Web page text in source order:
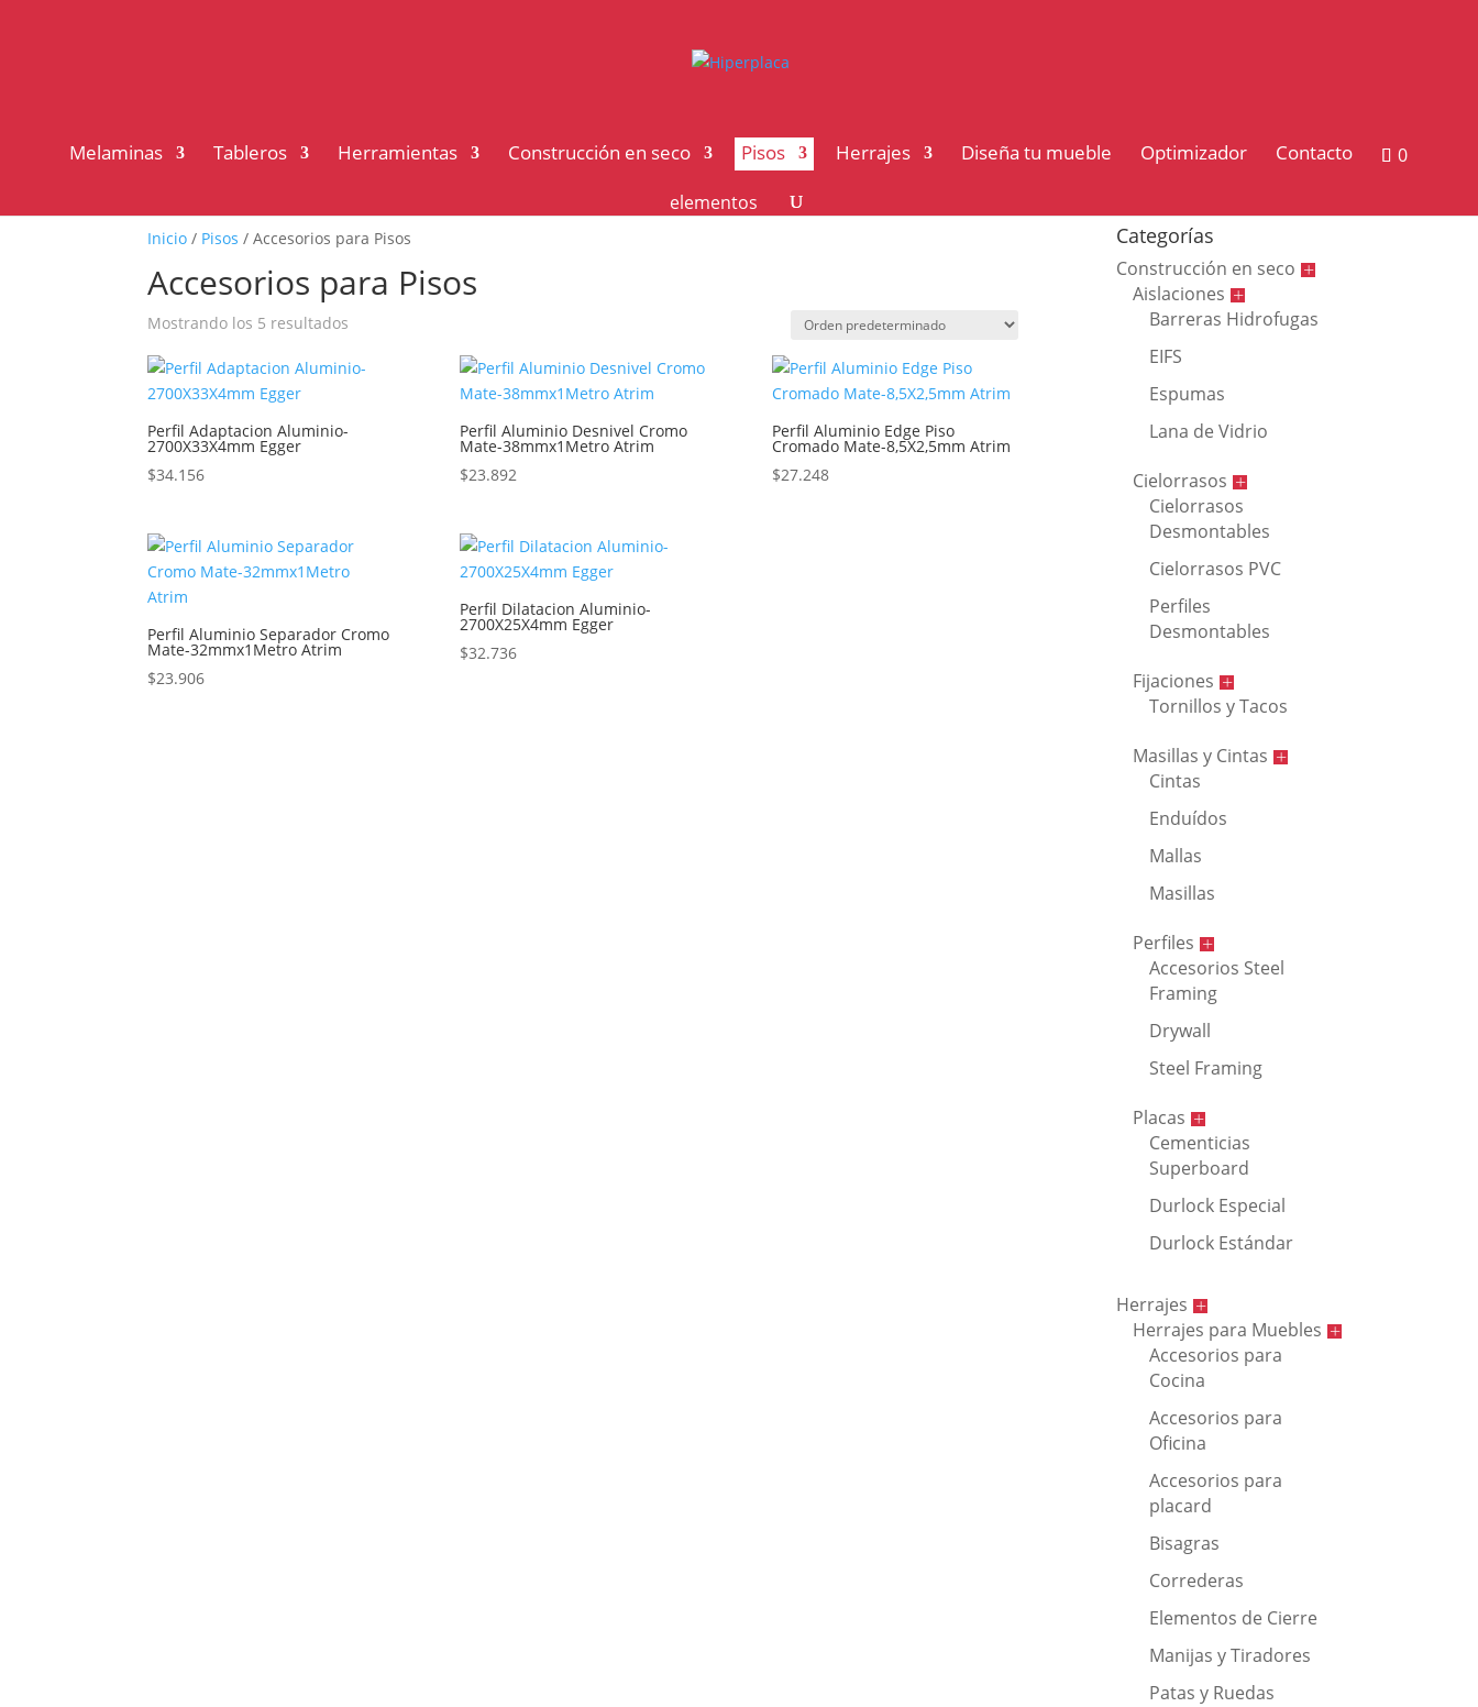
Melaminas Tableros Herramientas Construcción en seco Pisos Herrajes Diseña tu mueble Optimizador Contacto
0
elementos
Inicio / Pisos / Accesorios para Pisos
Accesorios para Pisos
Mostrando los 5 resultados
Perfil Adaptacion Aluminio-
2700X33X4mm Egger
$34.156
Perfil Aluminio Desnivel Cromo
Mate-38mmx1Metro Atrim
$23.892
Perfil Aluminio Edge Piso
Cromado Mate-8,5X2,5mm Atrim
$27.248
Perfil Aluminio Separador Cromo
Mate-32mmx1Metro Atrim
$23.906
Perfil Dilatacion Aluminio-
2700X25X4mm Egger
$32.736
Categorías
Construcción en seco
Aislaciones
Barreras Hidrofugas
EIFS
Espumas
Lana de Vidrio
Cielorrasos
Cielorrasos
Desmontables
Cielorrasos PVC
Perfiles
Desmontables
Fijaciones
Tornillos y Tacos
Masillas y Cintas
Cintas
Enduídos
Mallas
Masillas
Perfiles
Accesorios Steel
Framing
Drywall
Steel Framing
Placas
Cementicias
Superboard
Durlock Especial
Durlock Estándar
Herrajes
Herrajes para Muebles
Accesorios para
Cocina
Accesorios para
Oficina
Accesorios para
placard
Bisagras
Correderas
Elementos de Cierre
Manijas y Tiradores
Patas y Ruedas